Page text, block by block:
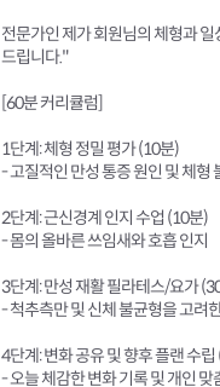
전문가인 제가 회원님의 체형과
드립니다."
[60분 커리큘럼]
1단계: 체형 정밀 평가 (10분)
- 고질적인 만성 통증 원인 및 체형
2단계: 근신경계 인지 수업 (10분)
- 몸의 올바른 쓰임새와 호흡 인지
3단계: 만성 재활 필라테스/요가
- 척추측만 및 신체 불균형을 고려
4단계: 변화 공유 및 향후 플랜 수
- 오늘 체감한 변화 기록 및 개인 맞